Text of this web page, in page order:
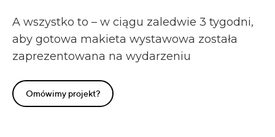
A wszystko to – w ciągu zaledwie 3 tygodni,
aby gotowa makieta wystawowa została
zaprezentowana na wydarzeniu
Omówimy projekt?